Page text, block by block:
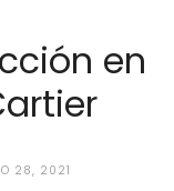
en
28, 2021